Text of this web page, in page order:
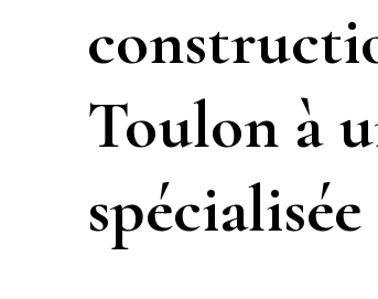
Toulon à
spécialisée